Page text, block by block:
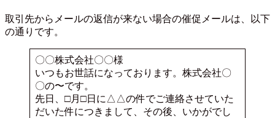
取引先からメールの返信が来ない場合の催促メールは、以下
の通りです。
〇〇株式会社〇〇様
いつもお世話になっております。株式会社〇
〇の〜です。
先日、□月□日に△△の件でご連絡させていた
だいた件につきまして、その後、いかがでし